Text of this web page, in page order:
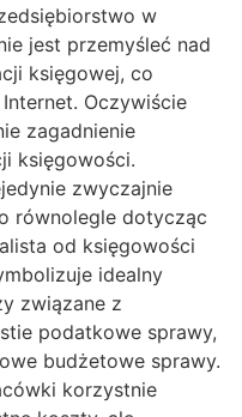
w
jest przemyśleć nad
księgowej, co
Oczywiście
zagadnienie
księgowości.
zwyczajnie
równolegle dotycząc
od księgowości
idealny
związane z
podatkowe sprawy,
budżetowe sprawy.
korzystnie